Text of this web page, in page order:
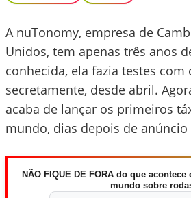
A nuTonomy, empresa de
Unidos, tem apenas três anos
conhecida, ela fazia testes
secretamente, desde abril.
acaba de lançar os primeiros
mundo, dias depois de anúncio
NÃO FIQUE DE FORA do que
mundo sobre